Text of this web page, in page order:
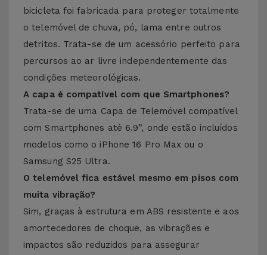
bicicleta foi fabricada para proteger totalmente
o telemóvel de chuva, pó, lama entre outros
detritos. Trata-se de um acessório perfeito para
percursos ao ar livre independentemente das
condições meteorológicas.
A capa é compatível com que Smartphones?
Trata-se de uma Capa de Telemóvel compatível
com Smartphones até 6.9”, onde estão incluídos
modelos como o iPhone 16 Pro Max ou o
Samsung S25 Ultra.
O telemóvel fica estável mesmo em pisos com
muita vibração?
Sim, graças à estrutura em ABS resistente e aos
amortecedores de choque, as vibrações e
impactos são reduzidos para assegurar